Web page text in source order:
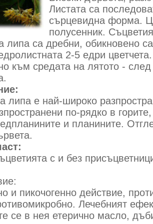
Листата са
сърцевидна форма.
полусенник.
липа са дребни, обикновено
2-5 едри
към средата на лятото -
липа е най-широко
по-рядко в
и планините.
с и без
и пикочогенно действие,
Лечебният
се в нея етерично масло,